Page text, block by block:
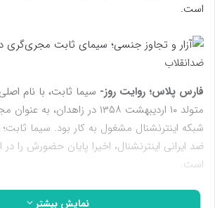
است.
فارس پلاس؛ روایت روز- سیما ثابت، با نام
متولد ۱۰ اردیبهشت ۱۳۵۸ در
شبکه اینترنشنال مشغول به کار بود. سیما
ضد ایرانی اینترنشنال، اخیرا پایان حضورش را در
است.
نمایش بیشتر